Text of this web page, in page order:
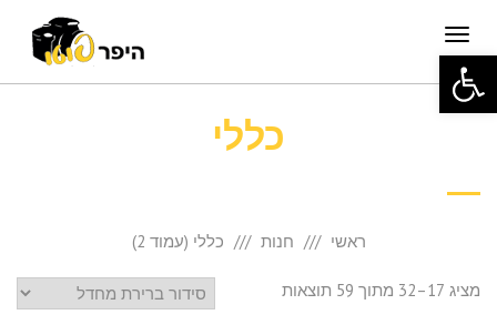
פתח סרגל נגישות
תפריט
כללי
ראשי חנות כללי (עמוד 2)
מציג 17–32 מתוך 59 תוצאות